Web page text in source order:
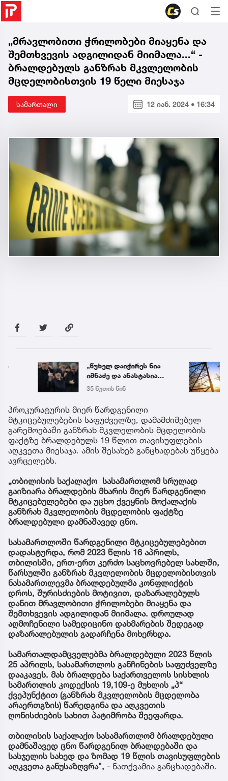
„მრავლობითი ჭრილობები მიაყენა და
შემთხვევის ადგილიდან მიიმალა...“ -
ბრალდებულს განზრახ მკვლელობის
მცდელობისთვის 19 წელი მიესაჯა
სამართალი 12 იან. 2024 • 16:34
„წუხელ დაიჭირეს ნია
იმნაძე და ანასტასია
ბერუაშვილი! თეთრად
გავათენე, მაგრამ
ფეისბუკში ვერ შევედი...“
- რას წერს ეკა კუპატაძე
35 წუთის წინ 5 აგვ
პროკურატურის მიერ წარდგენილი
მტკიცებულებების საფუძველზე, დამამძიმებელ
გარემოებაში განზრახ მკვლელობის მცდელობის
ფაქტზე ბრალდებულს 19 წლით თავისუფლების
აღკვეთა მიესაჯა. ამის შესახებ განცხადებას უწყება
ავრცელებს.
„თბილისის საქალაქო სასამართლომ სრულად
გაიზიარა ბრალდების მხარის მიერ წარდგენილი
მტკიცებულებები და უცხო ქვეყნის მოქალაქის
განზრახ მკვლელობის მცდელობის ფაქტზე
ბრალდებული დამნაშავედ ცნო.
სასამართლოში წარდგენილი მტკიცებულებებით
დადასტურდა, რომ 2023 წლის 16 აპრილს,
თბილისში, ერთ-ერთ კერძო საცხოვრებელ სახლში,
წარსულში განზრახ მკვლელობის მცდელობისთვის
ნასამართლევმა ბრალდებულმა კონფლიქტის
დროს, შურისძიების მოტივით, დაზარალებულს
დანით მრავლობითი ჭრილობები მიაყენა და
შემთხვევის ადგილიდან მიიმალა. დროულად
აღმოჩენილი სამედიცინო დახმარების შედეგად
დაზარალებულის გადარჩენა მოხერხდა.
სამართალდამცველებმა ბრალდებული 2023 წლის
25 აპრილს, სასამართლოს განჩინების საფუძველზე
დააკავეს. მას ბრალდება საქართველოს სისხლის
სამართლის კოდექსის 19,109-ე მუხლის „პ“
ქვეპუნქტით (განზრახ მკვლელობის მცდელობა
არაერთგზის) წარედგინა და აღკვეთის
ღონისძიების სახით პატიმრობა შეეფარდა.
თბილისის საქალაქო სასამართლომ ბრალდებული
დამნაშავედ ცნო წარდგენილ ბრალდებაში და
სასჯელის სახედ და ზომად 19 წლის თავისუფლების
აღკვეთა განუსაზღვრა", - ნათქვამია განცხადებაში.